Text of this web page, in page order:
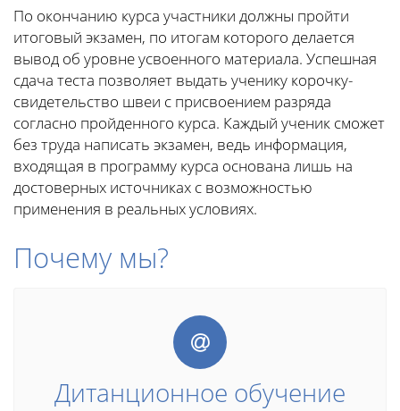
По окончанию курса участники должны пройти
итоговый экзамен, по итогам которого делается
вывод об уровне усвоенного материала. Успешная
сдача теста позволяет выдать ученику корочку-
свидетельство швеи с присвоением разряда
согласно пройденного курса. Каждый ученик сможет
без труда написать экзамен, ведь информация,
входящая в программу курса основана лишь на
достоверных источниках с возможностью
применения в реальных условиях.
Почему мы?
Дитанционное обучение